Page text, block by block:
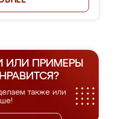
ИЛИ ПРИМЕРЫ
также или